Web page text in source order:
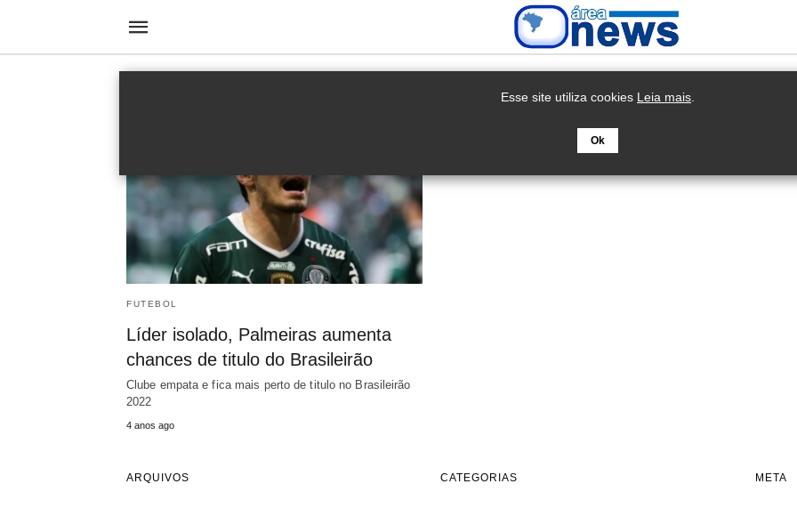
FUTEBOL
Líder isolado, Palmeiras aumenta
chances de titulo do Brasileirão
Clube empata e fica mais perto de titulo no Brasileirão
2022
4 anos ago
ARQUIVOS CATEGORIAS META
Esse site utiliza cookies Leia mais
Ok